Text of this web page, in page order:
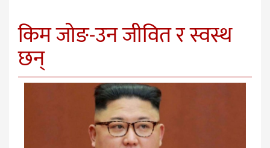
किम जोङ-उन जीवित र स्वस्थ
छन्